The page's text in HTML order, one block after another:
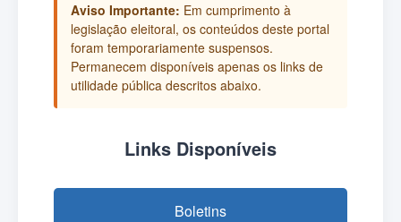
Aviso Importante: Em cumprimento à
legislação eleitoral, os conteúdos deste portal
foram temporariamente suspensos.
Permanecem disponíveis apenas os links de
utilidade pública descritos abaixo.
Links Disponíveis
Boletins